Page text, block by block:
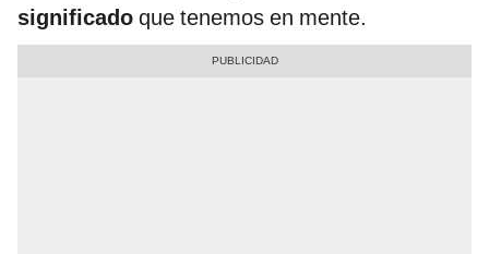
significado que tenemos en mente.